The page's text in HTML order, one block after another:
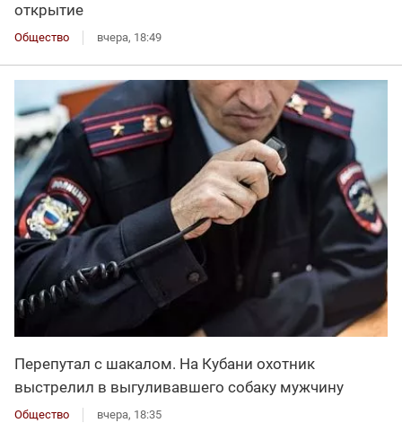
открытие
Общество вчера, 18:49
Перепутал с шакалом. На Кубани охотник
выстрелил в выгуливавшего собаку мужчину
Общество вчера, 18:35